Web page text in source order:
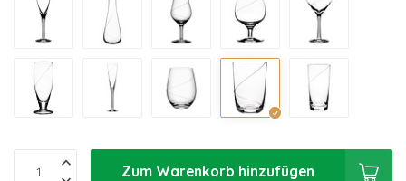
Zum Warenkorb hinzufügen